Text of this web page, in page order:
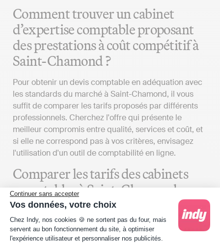
Continuer sans accepter
Vos données, votre choix
Plateforme de Gestion du Consentement :
Chez Indy, nos cookies 🍪 ne sortent pas du four, mais
servent au bon fonctionnement du site, à optimiser
l'expérience utilisateur et personnaliser nos publicités.
Comment trouver un cabinet
d’expertise comptable proposant
des prestations à coût compétitif à
Saint-Chamond ?
Pour obtenir un devis comptable en adéquation avec
les standards du marché à Saint-Chamond, il vous
suffit de comparer les tarifs proposés par différents
professionnels. Cherchez l'offre qui présente le
meilleur compromis entre qualité, services et coût, et
si elle ne correspond pas à vos critères, envisagez
l'utilisation d'un outil de comptabilité en ligne.
Comparer les tarifs des cabinets
comptables à Saint-Chamond
Plusieurs critères sont à prendre en compte pour
comparer des devis d’expert-comptable à Saint-
Chamond :